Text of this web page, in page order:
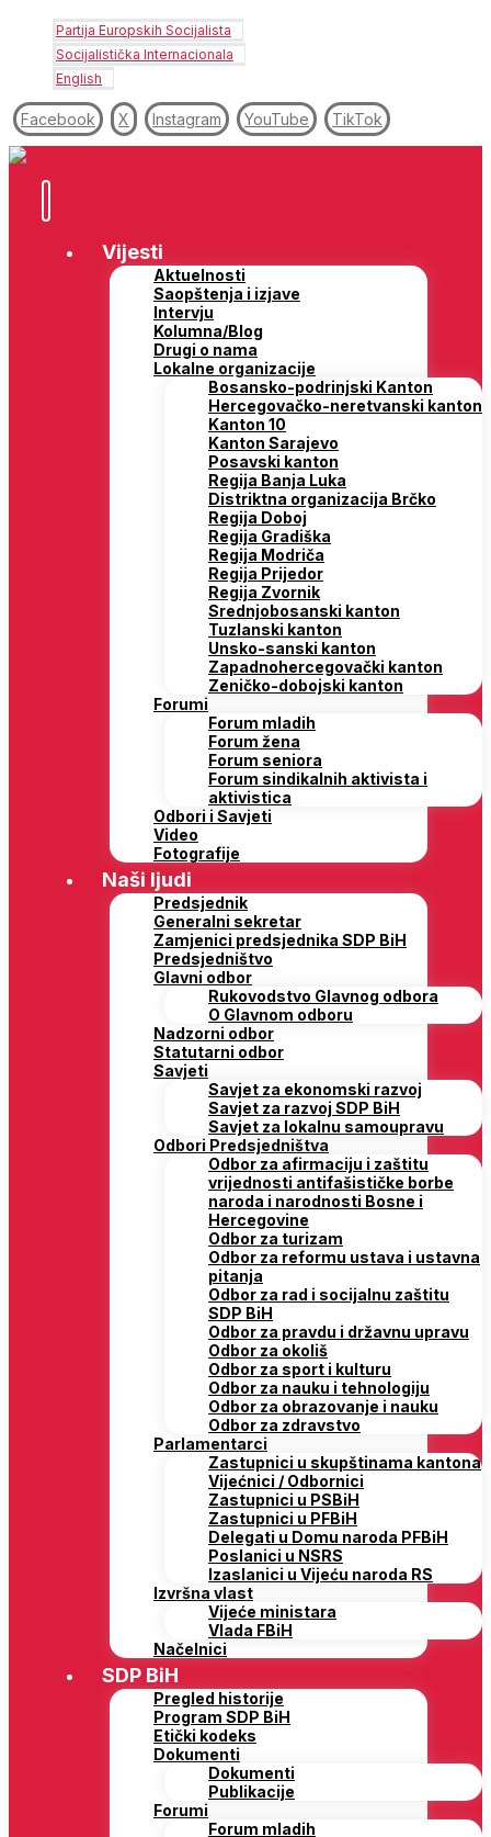
Partija Europskih Socijalista
Socijalistička Internacionala
English
Facebook X Instagram YouTube TikTok
Vijesti
Aktuelnosti
Saopštenja i izjave
Intervju
Kolumna/Blog
Drugi o nama
Lokalne organizacije
Bosansko-podrinjski Kanton
Hercegovačko-neretvanski kanton
Kanton 10
Kanton Sarajevo
Posavski kanton
Regija Banja Luka
Distriktna organizacija Brčko
Regija Doboj
Regija Gradiška
Regija Modriča
Regija Prijedor
Regija Zvornik
Srednjobosanski kanton
Tuzlanski kanton
Unsko-sanski kanton
Zapadnohercegovački kanton
Zeničko-dobojski kanton
Forumi
Forum mladih
Forum žena
Forum seniora
Forum sindikalnih aktivista i
aktivistica
Odbori i Savjeti
Video
Fotografije
Naši ljudi
Predsjednik
Generalni sekretar
Zamjenici predsjednika SDP BiH
Predsjedništvo
Glavni odbor
Rukovodstvo Glavnog odbora
O Glavnom odboru
Nadzorni odbor
Statutarni odbor
Savjeti
Savjet za ekonomski razvoj
Savjet za razvoj SDP BiH
Savjet za lokalnu samoupravu
Odbori Predsjedništva
Odbor za afirmaciju i zaštitu
vrijednosti antifašističke borbe
naroda i narodnosti Bosne i
Hercegovine
Odbor za turizam
Odbor za reformu ustava i ustavna
pitanja
Odbor za rad i socijalnu zaštitu
SDP BiH
Odbor za pravdu i državnu upravu
Odbor za okoliš
Odbor za sport i kulturu
Odbor za nauku i tehnologiju
Odbor za obrazovanje i nauku
Odbor za zdravstvo
Parlamentarci
Zastupnici u skupštinama kantona
Vijećnici / Odbornici
Zastupnici u PSBiH
Zastupnici u PFBiH
Delegati u Domu naroda PFBiH
Poslanici u NSRS
Izaslanici u Vijeću naroda RS
Izvršna vlast
Vijeće ministara
Vlada FBiH
Načelnici
SDP BiH
Pregled historije
Program SDP BiH
Etički kodeks
Dokumenti
Dokumenti
Publikacije
Forumi
Forum mladih